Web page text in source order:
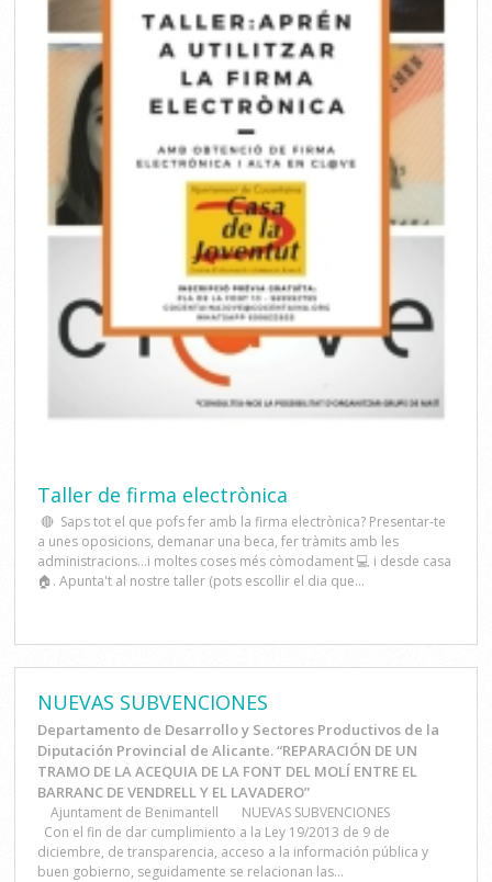
Taller de firma electrònica
🔴 Saps tot el que pofs fer amb la firma electrònica? Presentar-te
a unes oposicions, demanar una beca, fer tràmits amb les
administracions...i moltes coses més còmodament 💻 i desde casa
🏠. Apunta't al nostre taller (pots escollir el dia que...
NUEVAS SUBVENCIONES
Departamento de Desarrollo y Sectores Productivos de la
Diputación Provincial de Alicante. “REPARACIÓN DE UN
TRAMO DE LA ACEQUIA DE LA FONT DEL MOLÍ ENTRE EL
BARRANC DE VENDRELL Y EL LAVADERO”
Ajuntament de Benimantell NUEVAS SUBVENCIONES
Con el fin de dar cumplimiento a la Ley 19/2013 de 9 de
diciembre, de transparencia, acceso a la información pública y
buen gobierno, seguidamente se relacionan las...